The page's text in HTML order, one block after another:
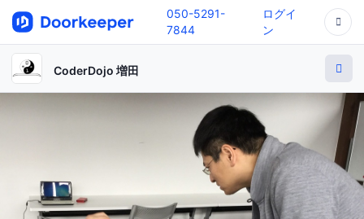
050-5291-
7844
ログイ
ン
CoderDojo 増田